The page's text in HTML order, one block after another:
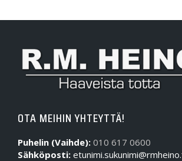
OTA MEIHIN YHTEYTTÄ!
Puhelin (Vaihde): 010 617 0600
Sähköposti: